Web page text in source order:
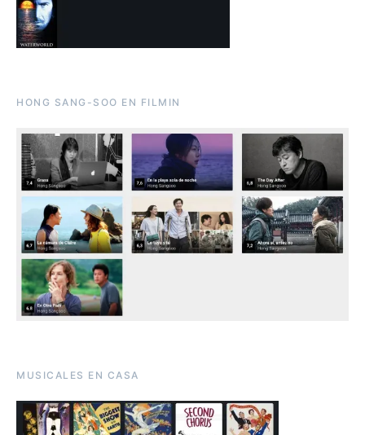
HONG SANG-SOO EN FILMIN
MUSICALES EN CASA